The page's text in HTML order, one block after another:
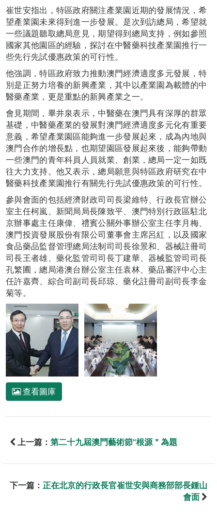
崔世安指出，特區政府關注產業園近期的發展情況，希
望產業園未來得到進一步發展。是次到訪總局，希望就
一些議題聽取總局意見，期望得到總局支持，例如參照
國家其他園區的經驗，探討在中醫藥科技產業園推行一
些先行先試優惠政策的可行性。
他強調，特區政府致力推動澳門經濟適度多元發展，特
別是正努力培養的新興產業，其中以產業園為載體的中
醫藥產業，更是重點的新興產業之一。
會見期間，畢井泉表示，中醫藥在澳門具有深厚的群眾
基礎，中醫藥產業的發展對澳門經濟適度多元化有重要
意義，希望產業園區能夠進一步發展起來，成為內地與
澳門合作的增長點，也期望園區發展起來後，能夠帶動
一些澳門的青年科員人員就業、創業，總局一定一如既
往大力支持。他又表示，總局願意與特區政府研究在中
醫藥科技產業園推行有關先行先試優惠政策的可行性。
參與會面的包括經濟財政司司長梁維特、行政長官辦公
室主任柯嵐、新聞局局長陳致平、澳門特別行政區駐北
京辦事處主任康偉、禮賓公關外事辦公室主任李月梅、
澳門投資發展股份有限公司董事會主席呂紅，以及國家
食品藥品監督管理總局法制司司長徐景和、器械註冊司
司長王者雄、藥化監管司司長丁建華、器械監管司司長
孔繁圃，總局港澳台辦公室主任袁林、藥品審評中心主
任許嘉齊、綜合司副司長邱琼、藥化註冊司副司長李金
菊等。
查看圖庫
上一篇： 第二十九屆澳門藝術節“根源＂為題
下一篇： 正在北京的行政長官崔世安與商務部部長鍾山
會面